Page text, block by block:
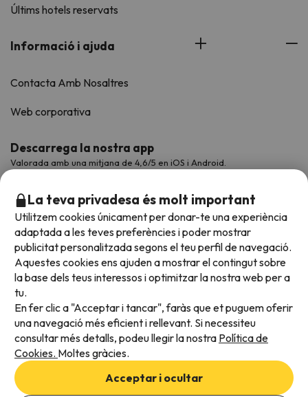
Últims hotels reservats
Informació i ajuda
Contacta Amb Nosaltres
Web corporativa
Descarrega la nostra app
Valorada amb una mitjana de 4,6/5 en iOS i Android.
Acceptem
Condicions generals
Privadesa de dades
La teva privadesa és molt important
Utilitzem cookies únicament per donar-te una experiència
adaptada a les teves preferències i poder mostrar
publicitat personalitzada segons el teu perfil de navegació.
Aquestes cookies ens ajuden a mostrar el contingut sobre
la base dels teus interessos i optimitzar la nostra web per a
tu.
En fer clic a "Acceptar i tancar", faràs que et puguem oferir
una navegació més eficient i rellevant. Si necessiteu
consultar més detalls, podeu llegir la nostra Política de
Cookies. Moltes gràcies.
Acceptar i ocultar